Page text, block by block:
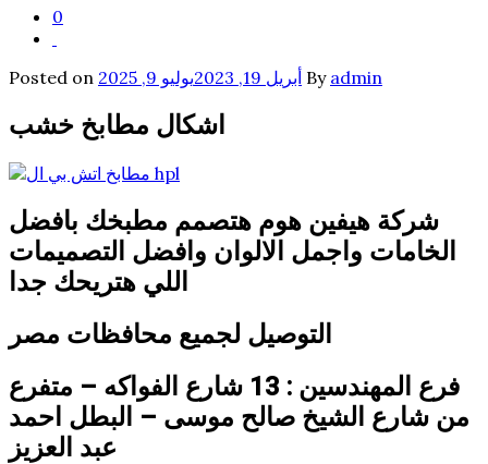
0
Posted on أبريل 19, 2023 يوليو 9, 2025 By admin
اشكال مطابخ خشب
شركة هيفين هوم هتصمم مطبخك بافضل
الخامات واجمل الالوان وافضل التصميمات
اللي هتريحك جدا
التوصيل لجميع محافظات مصر
فرع المهندسين : 13 شارع الفواكه – متفرع
من شارع الشيخ صالح موسى – البطل احمد
عبد العزيز